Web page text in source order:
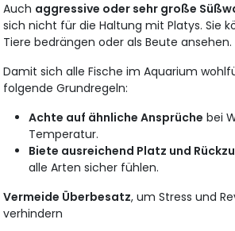
Auch aggressive oder sehr große
sich nicht für die Haltung mit Platys. Sie
Tiere bedrängen oder als Beute ansehen.
Damit sich alle Fische im Aquarium
folgende Grundregeln:
Achte auf ähnliche Ansprüche bei
Temperatur.
Biete ausreichend Platz und
alle Arten sicher fühlen.
Vermeide Überbesatz, um Stress und
verhindern